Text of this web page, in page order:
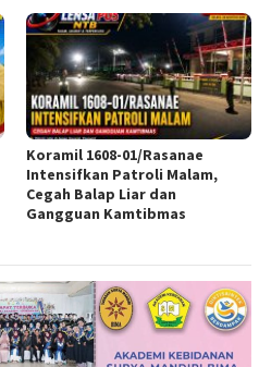
Koramil 1608-01/Rasanae
Intensifkan Patroli Malam,
Cegah Balap Liar dan
Gangguan Kamtibmas